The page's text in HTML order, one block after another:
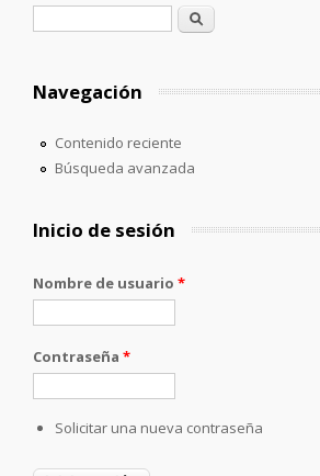
Formulario de búsqueda
Buscar
Navegación
Contenido reciente
Búsqueda avanzada
Inicio de sesión
Nombre de usuario *
Contraseña *
Solicitar una nueva contraseña